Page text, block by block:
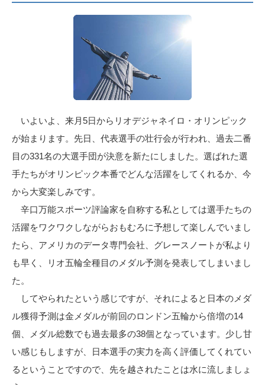
いよいよ、来月5日からリオデジャネイロ・オリンピック
が始まります。先日、代表選手の壮行会が行われ、過去二番
目の331名の大選手団が決意を新たにしました。選ばれた選
手たちがオリンピック本番でどんな活躍をしてくれるか、今
から大変楽しみです。
辛口万能スポーツ評論家を自称する私としては選手たちの
活躍をワクワクしながらおもむろに予想して楽しんでいまし
たら、アメリカのデータ専門会社、グレースノートが私より
も早く、リオ五輪全種目のメダル予測を発表してしまいまし
た。
してやられたという感じですが、それによると日本のメダ
ル獲得予測は金メダルが前回のロンドン五輪から倍増の14
個、メダル総数でも過去最多の38個となっています。少し甘
い感じもしますが、日本選手の実力を高く評価してくれてい
るということですので、先を越されたことは水に流しましょ